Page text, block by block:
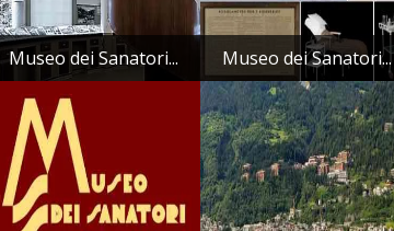
Museo dei Sanatori... Museo dei Sanatori...